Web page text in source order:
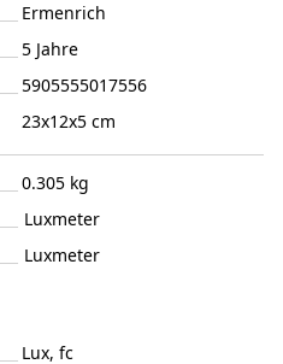
Ermenrich
5 Jahre
5905555017556
23x12x5 cm
0.305 kg
Luxmeter
Luxmeter
Lux, fc